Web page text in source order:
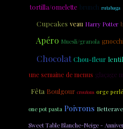
tortilla/omelette brunch rutabaga
Cupcakes veau Harry Potter
Apéro Muesli/granola
Chocolat Chou-fleur
une semaine de menus glaçage
Fêta Boulgour croutons orge perlé
one pot pasta Poivrons
Sweet Table Blanche-Neige -